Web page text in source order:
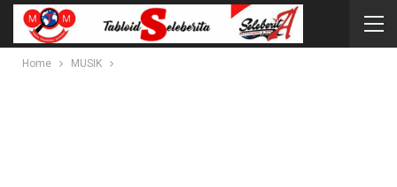
Home MUSIK